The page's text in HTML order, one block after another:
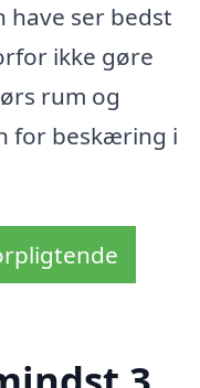
have ser bedst
ikke gøre
rum og
for beskæring i